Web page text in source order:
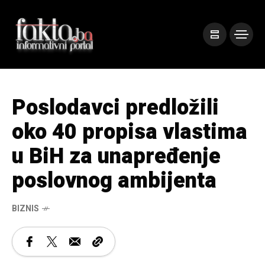
Poslodavci predložili
oko 40 propisa vlastima
u BiH za unapređenje
poslovnog ambijenta
BIZNIS